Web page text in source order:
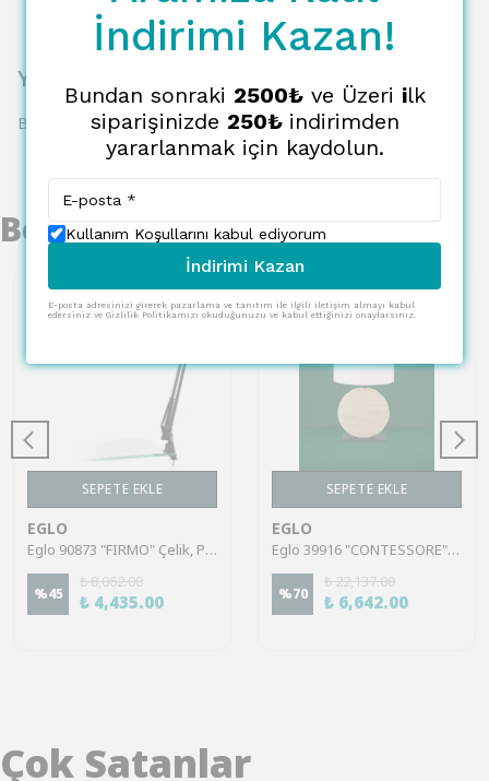
Yorumlar
Bu ürün için henüz yorum yapılmamış.
Benzer Ürünler
SEPETE EKLE
EGLO
Eglo 90873 "FIRMO" Çelik, Plastik Masa Lambası
%45
₺ 8,062.00
₺ 4,435.00
SEPETE EKLE
EGLO
Eglo 39916 "CONTESSORE" 63,5 Cm Yüksekliğinde Çelik, Ahşap Masa Lambası
%70
₺ 22,137.00
₺ 6,642.00
Çok Satanlar
İndirimi Kazan!
Bundan sonraki 2500₺ve Üzeri ilk
siparişinizde 250₺ indirimden
yararlanmak için kaydolun.
Kullanım Koşullarını kabul ediyorum
İndirimi Kazan
E-posta adresinizi girerek pazarlama ve tanıtım ile ilgili iletişim almayı kabul
edersiniz ve Gizlilik Politikamızı okuduğunuzu ve kabul ettiğinizi onaylarsınız.